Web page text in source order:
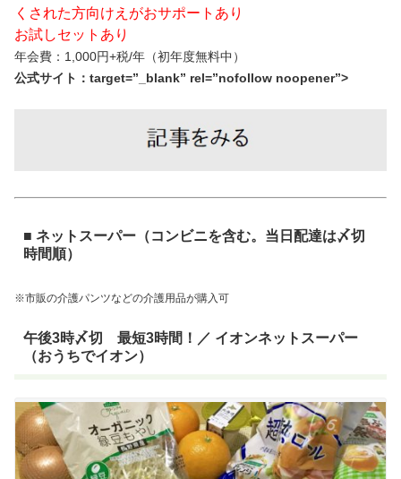
くされた方向けえがおサポートあり
お試しセットあり
年会費：1,000円+税/年（初年度無料中）
公式サイト：target=”_blank” rel=”nofollow noopener”>
■ ネットスーパー（コンビニを含む。当日配達は〆切
時間順）
※市販の介護パンツなどの介護用品が購入可
午後3時〆切 最短3時間！／ イオンネットスーパー
（おうちでイオン）